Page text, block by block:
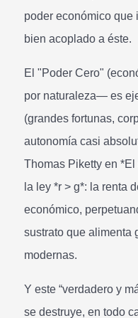
poder económico que
bien acoplado a éste.
El "Poder Cero"
por naturaleza— es
(grandes fortunas,
autonomía casi
Thomas Piketty en
la ley *r > g*: la renta
económico,
sustrato que alimenta
modernas.
Y este “verdadero y
se destruye, en todo